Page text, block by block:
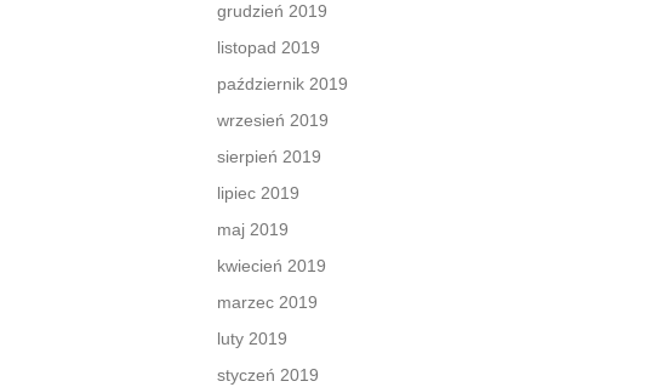
grudzień 2019
listopad 2019
październik 2019
wrzesień 2019
sierpień 2019
lipiec 2019
maj 2019
kwiecień 2019
marzec 2019
luty 2019
styczeń 2019